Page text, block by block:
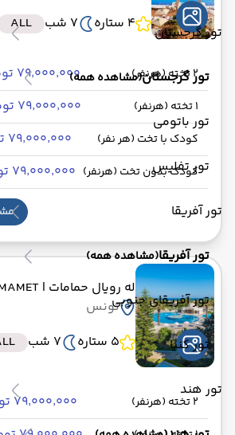
تور گرجستان
تور گرجستان(مشاهده همه)
تور باتومی
تور تفلیس
تور آفریقا
تور آفریقا(مشاهده همه)
تور آفریقای جنوبی
تور کنیا
تور هند
4 ستاره
7 شب ALL
2 تخته (هرنفر) ۷۹٬۰۰۰٬۰۰۰ تومان + ۱٬۰۹۵ دلار
1 تخته (هرنفر) ۷۹٬۰۰۰٬۰۰۰ تومان + ۱٬۴۸۰ دلار
کودک با تخت (هر نفر) ۷۹٬۰۰۰٬۰۰۰ تومان + ۶۰۰ دلار
کودک بدون تخت (هرنفر) ۷۹٬۰۰۰٬۰۰۰ تومان + ۳۵۰ دلار
له رویال حمامات | LE ROYAL HAMMAMET
تونس
5 ستاره
7 شب
2 تخته (هرنفر) ۷۹٬۰۰۰٬۰۰۰ تومان + ۱٬۱۹۵ دلار